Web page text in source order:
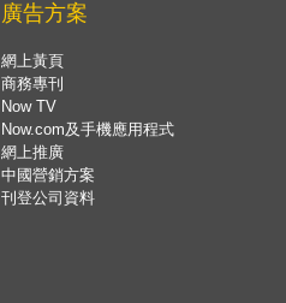
廣告方案
網上黃頁
商務專刊
Now TV
Now.com及手機應用程式
網上推廣
中國營銷方案
刊登公司資料